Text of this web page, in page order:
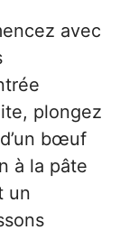
avec
plongez
bœuf
à la pâte
un